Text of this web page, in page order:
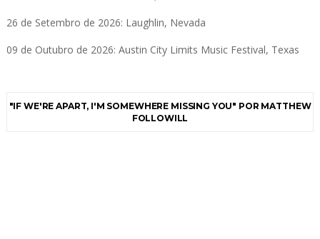
26 de Setembro de 2026: Laughlin, Nevada
09 de Outubro de 2026: Austin City Limits Music Festival, Texas
"IF WE'RE APART, I'M SOMEWHERE MISSING YOU" POR MATTHEW
FOLLOWILL